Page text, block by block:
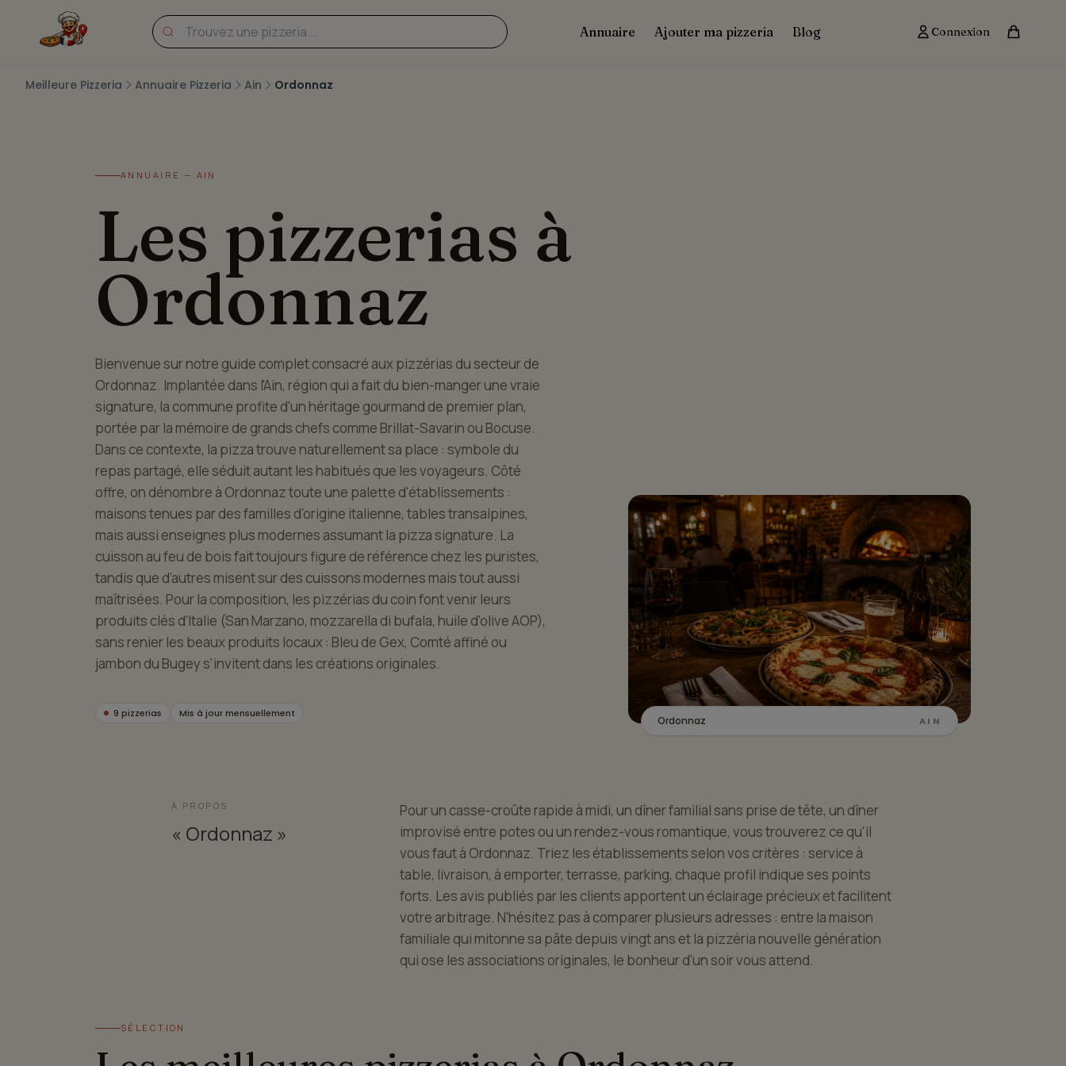
Annuaire Ajouter ma pizzeria Blog Connexion
Meilleure Pizzeria Annuaire Pizzeria Ain Ordonnaz
ANNUAIRE — AIN
Les pizzerias à
Ordonnaz
Bienvenue sur notre guide complet consacré aux pizzérias du secteur de
Ordonnaz. Implantée dans l'Ain, région qui a fait du bien-manger une vraie
signature, la commune profite d'un héritage gourmand de premier plan,
portée par la mémoire de grands chefs comme Brillat-Savarin ou Bocuse.
Dans ce contexte, la pizza trouve naturellement sa place : symbole du
repas partagé, elle séduit autant les habitués que les voyageurs. Côté
offre, on dénombre à Ordonnaz toute une palette d'établissements :
maisons tenues par des familles d'origine italienne, tables transalpines,
mais aussi enseignes plus modernes assumant la pizza signature. La
cuisson au feu de bois fait toujours figure de référence chez les puristes,
tandis que d'autres misent sur des cuissons modernes mais tout aussi
maîtrisées. Pour la composition, les pizzérias du coin font venir leurs
produits clés d'Italie (San Marzano, mozzarella di bufala, huile d'olive AOP),
sans renier les beaux produits locaux : Bleu de Gex, Comté affiné ou
jambon du Bugey s'invitent dans les créations originales.
9 pizzerias Mis à jour mensuellement
Ordonnaz AIN
À PROPOS
« Ordonnaz »
Pour un casse-croûte rapide à midi, un dîner familial sans prise de tête, un dîner
improvisé entre potes ou un rendez-vous romantique, vous trouverez ce qu'il
vous faut à Ordonnaz. Triez les établissements selon vos critères : service à
table, livraison, à emporter, terrasse, parking, chaque profil indique ses points
forts. Les avis publiés par les clients apportent un éclairage précieux et facilitent
votre arbitrage. N'hésitez pas à comparer plusieurs adresses : entre la maison
familiale qui mitonne sa pâte depuis vingt ans et la pizzéria nouvelle génération
qui ose les associations originales, le bonheur d'un soir vous attend.
SÉLECTION